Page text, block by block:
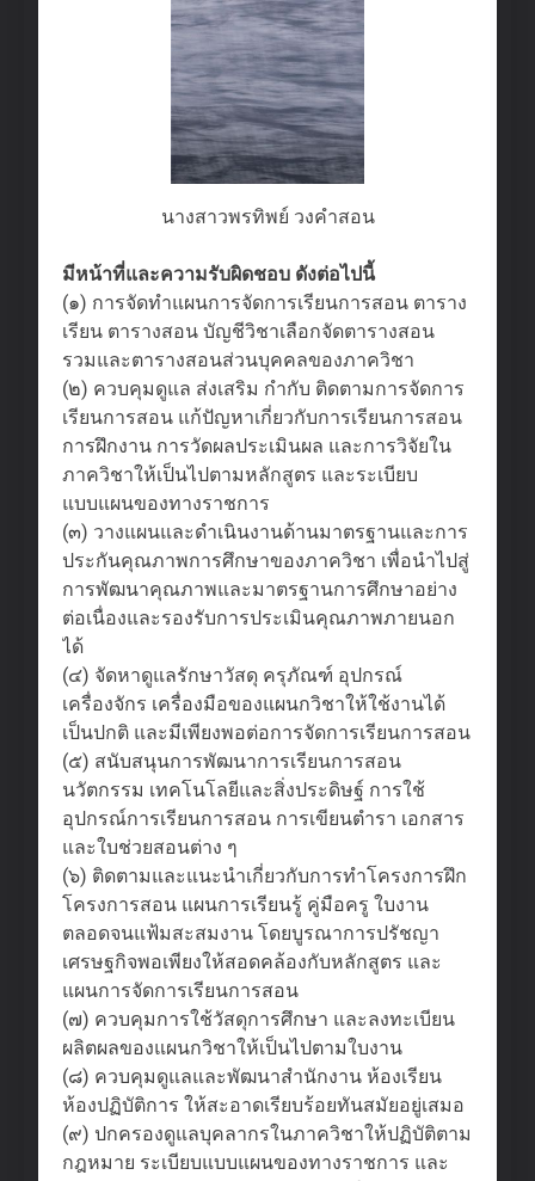
นางสาวพรทิพย์ วงคำสอน
มีหน้าที่และความรับผิดชอบ ดังต่อไปนี้
(๑) การจัดทำแผนการจัดการเรียนการสอน ตาราง
เรียน ตารางสอน บัญชีวิชาเลือกจัดตารางสอน
รวมและตารางสอนส่วนบุคคลของภาควิชา
(๒) ควบคุมดูแล ส่งเสริม กำกับ ติดตามการจัดการ
เรียนการสอน แก้ปัญหาเกี่ยวกับการเรียนการสอน
การฝึกงาน การวัดผลประเมินผล และการวิจัยใน
ภาควิชาให้เป็นไปตามหลักสูตร และระเบียบ
แบบแผนของทางราชการ
(๓) วางแผนและดำเนินงานด้านมาตรฐานและการ
ประกันคุณภาพการศึกษาของภาควิชา เพื่อนำไปสู่
การพัฒนาคุณภาพและมาตรฐานการศึกษาอย่าง
ต่อเนื่องและรองรับการประเมินคุณภาพภายนอก
ได้
(๔) จัดหาดูแลรักษาวัสดุ ครุภัณฑ์ อุปกรณ์
เครื่องจักร เครื่องมือของแผนกวิชาให้ใช้งานได้
เป็นปกติ และมีเพียงพอต่อการจัดการเรียนการสอน
(๕) สนับสนุนการพัฒนาการเรียนการสอน
นวัตกรรม เทคโนโลยีและสิ่งประดิษฐ์ การใช้
อุปกรณ์การเรียนการสอน การเขียนตำรา เอกสาร
และใบช่วยสอนต่าง ๆ
(๖) ติดตามและแนะนำเกี่ยวกับการทำโครงการฝึก
โครงการสอน แผนการเรียนรู้ คู่มือครู ใบงาน
ตลอดจนแฟ้มสะสมงาน โดยบูรณาการปรัชญา
เศรษฐกิจพอเพียงให้สอดคล้องกับหลักสูตร และ
แผนการจัดการเรียนการสอน
(๗) ควบคุมการใช้วัสดุการศึกษา และลงทะเบียน
ผลิตผลของแผนกวิชาให้เป็นไปตามใบงาน
(๘) ควบคุมดูแลและพัฒนาสำนักงาน ห้องเรียน
ห้องปฏิบัติการ ให้สะอาดเรียบร้อยทันสมัยอยู่เสมอ
(๙) ปกครองดูแลบุคลากรในภาควิชาให้ปฏิบัติตาม
กฎหมาย ระเบียบแบบแผนของทางราชการ และ